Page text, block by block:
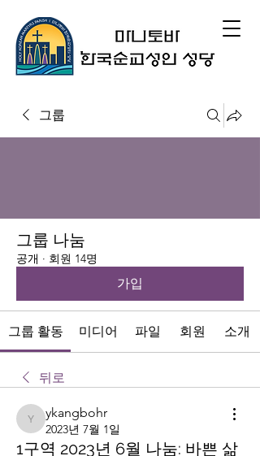
그룹
그룹 나눔
공개 · 회원 14명
가입
그룹 활동 미디어 파일 회원 소개
뒤로
ykangbohr
ykangbohr
2023년 7월 1일
1구역 2023년 6월 나눔: 바쁜 삶